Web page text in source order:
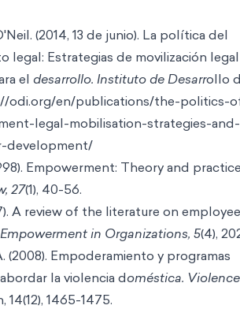
(2014, 13 de junio). La política del
legal: Estrategias de movilización
el desarrollo. Instituto de Desarrollo
odi.org/en/publications/the-politics-
legal-mobilisation-strategies-and-
development/
Empowerment: Theory and
27(1), 40-56.
A review of the literature on employee
Empowerment in Organizations, 5(4),
(2008). Empoderamiento y programas
la violencia doméstica. Violence
14(12), 1465-1475.